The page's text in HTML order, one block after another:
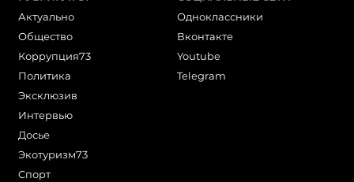
Актуально
Общество
Коррупция73
Политика
Эксклюзив
Интервью
Досье
Экотуризм73
Cпорт
Одноклассники
Вконтакте
Youtube
Telegram